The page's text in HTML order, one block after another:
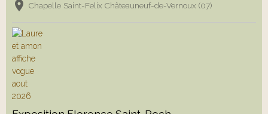
Chapelle Saint-Felix Châteauneuf-de-Vernoux (07)